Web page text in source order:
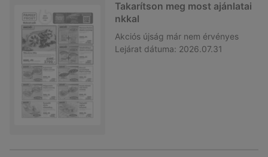
Takarítson meg most ajánlatai
nkkal
Akciós újság már nem érvényes
Lejárat dátuma: 2026.07.31